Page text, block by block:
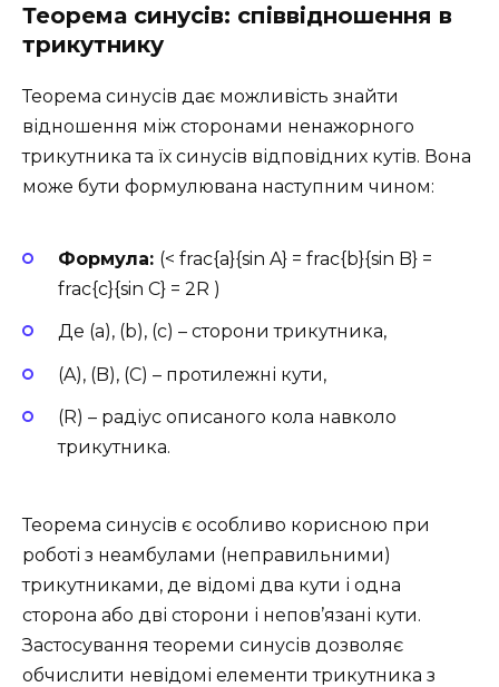
Теорема синусів: співвідношення в
трикутнику
Теорема синусів дає можливість знайти
відношення між сторонами ненажорного
трикутника та їх синусів відповідних кутів. Вона
може бути формулювана наступним чином:
Формула: (< frac{a}{sin A} = frac{b}{sin B} =
frac{c}{sin C} = 2R )
Де (a), (b), (c) – сторони трикутника,
(A), (B), (C) – протилежні кути,
(R) – радіус описаного кола навколо
трикутника.
Теорема синусів є особливо корисною при
роботі з неамбулами (неправильними)
трикутниками, де відомі два кути і одна
сторона або дві сторони і непов’язані кути.
Застосування теореми синусів дозволяє
обчислити невідомі елементи трикутника з